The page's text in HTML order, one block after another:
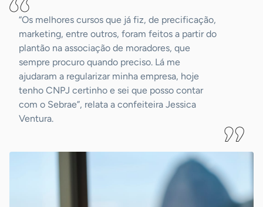
“Os melhores cursos que já fiz, de precificação,
marketing, entre outros, foram feitos a partir do
plantão na associação de moradores, que
sempre procuro quando preciso. Lá me
ajudaram a regularizar minha empresa, hoje
tenho CNPJ certinho e sei que posso contar
com o Sebrae”, relata a confeiteira Jessica
Ventura.